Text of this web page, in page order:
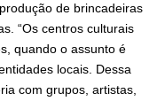
de brincadeiras
“Os centros culturais
quando o assunto é
locais. Dessa
com grupos, artistas,